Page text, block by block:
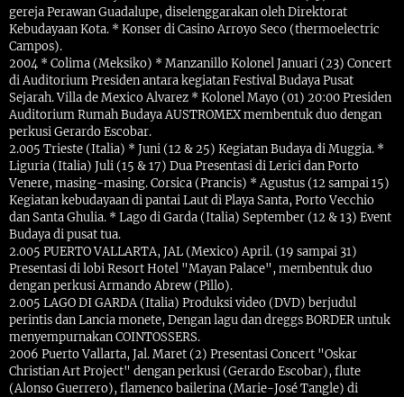
gereja Perawan Guadalupe, diselenggarakan oleh Direktorat
Kebudayaan Kota. * Konser di Casino Arroyo Seco (thermoelectric
Campos).
2004 * Colima (Meksiko) * Manzanillo Kolonel Januari (23) Concert
di Auditorium Presiden antara kegiatan Festival Budaya Pusat
Sejarah. Villa de Mexico Alvarez * Kolonel Mayo (01) 20:00 Presiden
Auditorium Rumah Budaya AUSTROMEX membentuk duo dengan
perkusi Gerardo Escobar.
2.005 Trieste (Italia) * Juni (12 & 25) Kegiatan Budaya di Muggia. *
Liguria (Italia) Juli (15 & 17) Dua Presentasi di Lerici dan Porto
Venere, masing-masing. Corsica (Prancis) * Agustus (12 sampai 15)
Kegiatan kebudayaan di pantai Laut di Playa Santa, Porto Vecchio
dan Santa Ghulia. * Lago di Garda (Italia) September (12 & 13) Event
Budaya di pusat tua.
2.005 PUERTO VALLARTA, JAL (Mexico) April. (19 sampai 31)
Presentasi di lobi Resort Hotel "Mayan Palace", membentuk duo
dengan perkusi Armando Abrew (Pillo).
2.005 LAGO DI GARDA (Italia) Produksi video (DVD) berjudul
perintis dan Lancia monete, Dengan lagu dan dreggs BORDER untuk
menyempurnakan COINTOSSERS.
2006 Puerto Vallarta, Jal. Maret (2) Presentasi Concert "Oskar
Christian Art Project" dengan perkusi (Gerardo Escobar), flute
(Alonso Guerrero), flamenco bailerina (Marie-José Tangle) di